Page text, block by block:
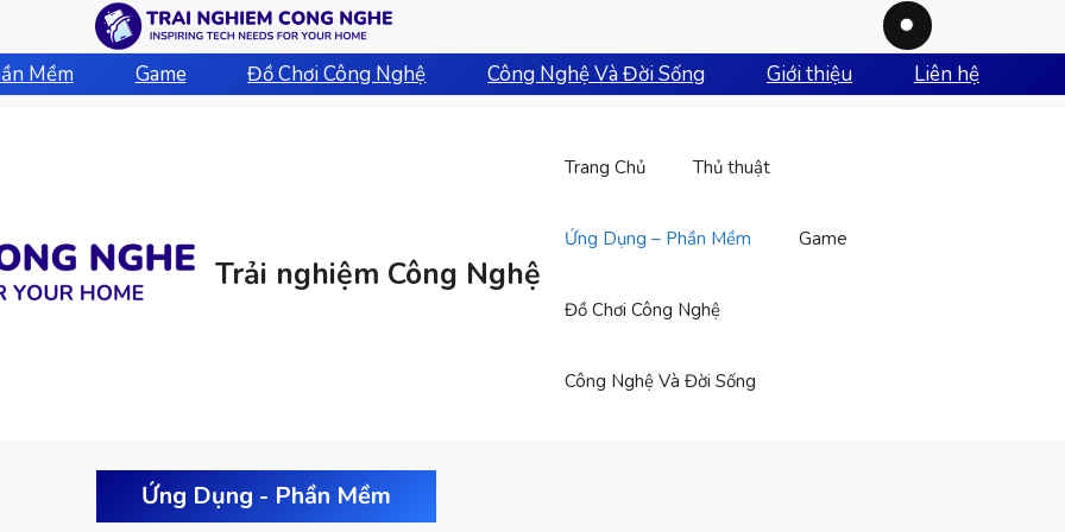
Mềm Game Đồ Chơi Công Nghệ Công Nghệ Và Đời Sống Giới thiệu
Liên hệ
Trải nghiệm Công Nghệ
Trang Chủ Thủ thuật
Ứng Dụng – Phần Mềm Game
Đồ Chơi Công Nghệ
Công Nghệ Và Đời Sống
Ứng Dụng - Phần Mềm